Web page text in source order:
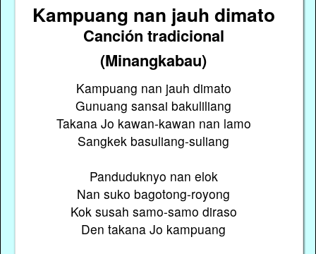
Kampuang nan jauh dimato
Canción tradicional
(Minangkabau)
Kampuang nan jauh dimato
Gunuang sansai bakuliliang
Takana Jo kawan-kawan nan lamo
Sangkek basuliang-suliang
Panduduknyo nan elok
Nan suko bagotong-royong
Kok susah samo-samo diraso
Den takana Jo kampuang